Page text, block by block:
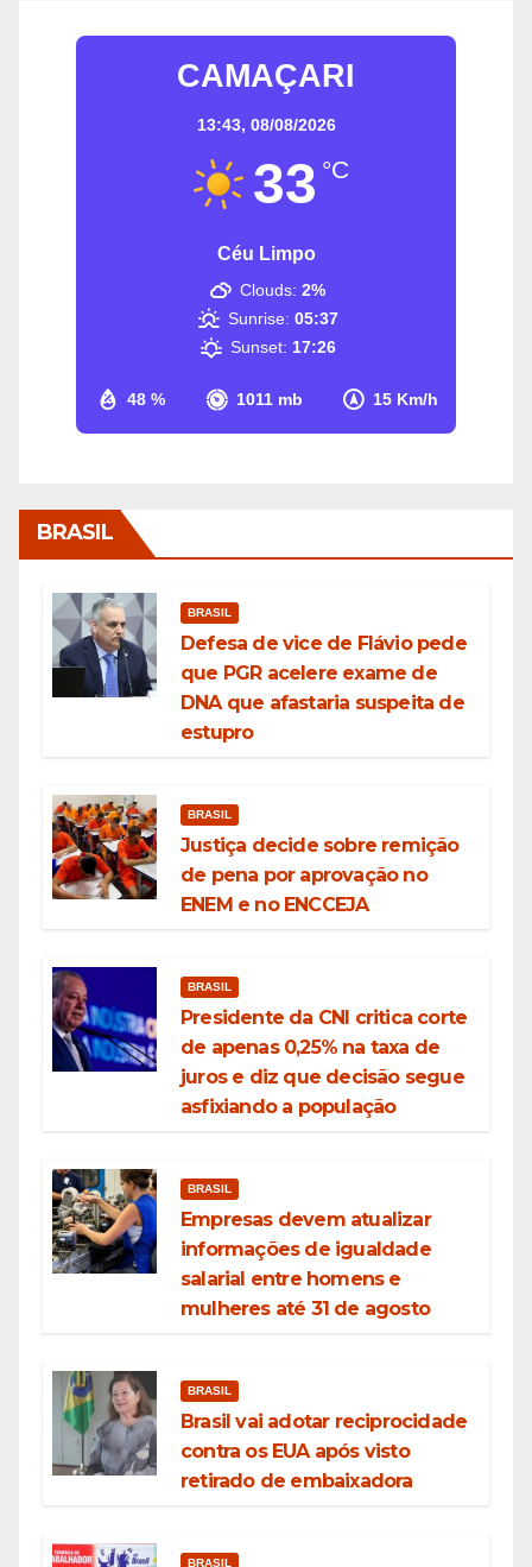
CAMAÇARI
13:43, 08/08/2026
33 °C
Céu Limpo
48 % 1011 mb 15 Km/h
Clouds: 2%
Sunrise: 05:37
Sunset: 17:26
BRASIL
BRASIL
Defesa de vice de Flávio pede
que PGR acelere exame de
DNA que afastaria suspeita de
estupro
BRASIL
Justiça decide sobre remição
de pena por aprovação no
ENEM e no ENCCEJA
BRASIL
Presidente da CNI critica corte
de apenas 0,25% na taxa de
juros e diz que decisão segue
asfixiando a população
BRASIL
Empresas devem atualizar
informações de igualdade
salarial entre homens e
mulheres até 31 de agosto
BRASIL
Brasil vai adotar reciprocidade
contra os EUA após visto
retirado de embaixadora
BRASIL